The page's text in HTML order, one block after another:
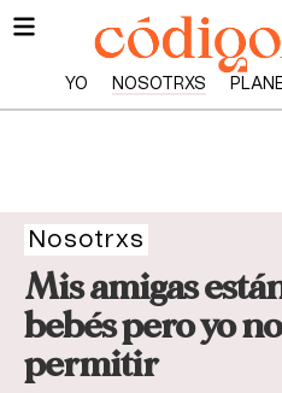
YO NOSOTRXS
Nosotrxs
Mis amigas
bebés pero yo
permitir